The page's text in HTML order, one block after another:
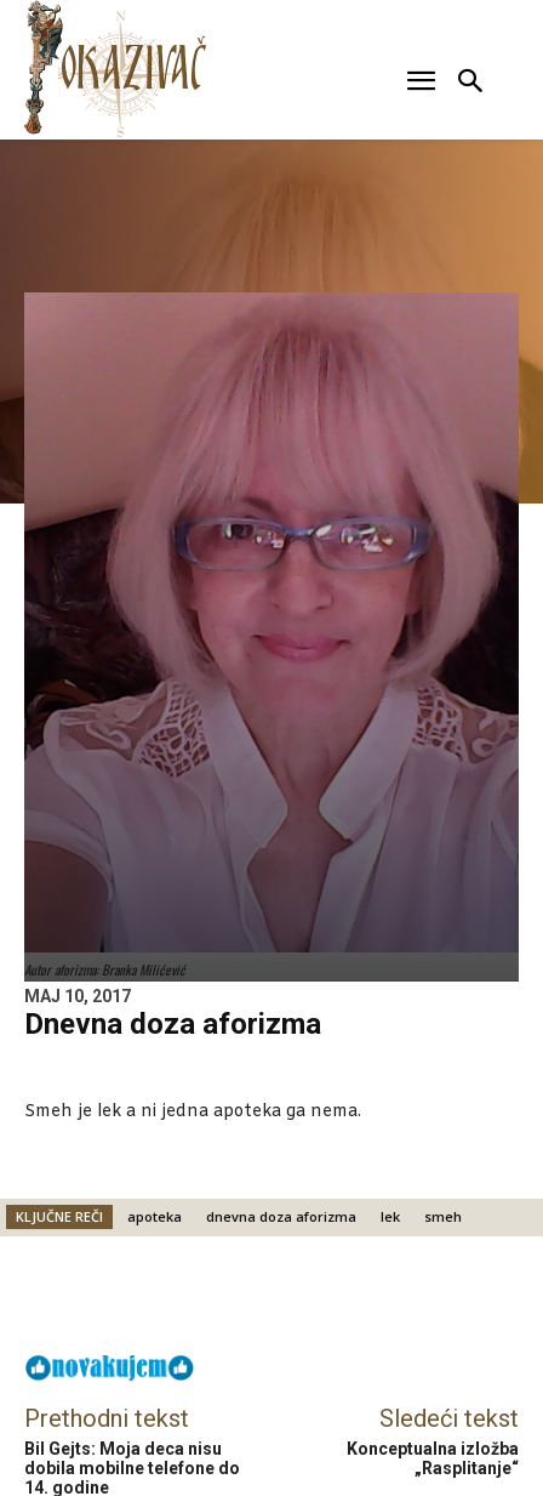
Autor aforizma: Branka Milićević
MAJ 10, 2017
Dnevna doza aforizma
Smeh je lek a ni jedna apoteka ga nema.
KLJUČNE REČI apoteka dnevna doza aforizma lek smeh
Prethodni tekst
Bil Gejts: Moja deca nisu
dobila mobilne telefone do
14. godine
Sledeći tekst
Konceptualna izložba
„Rasplitanje“